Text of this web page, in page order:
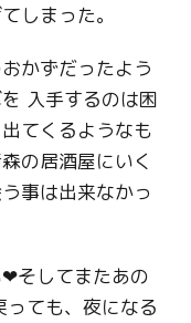
しまった。
かずだったよう
入手するのは困
てくるようなも
の居酒屋にいく
事は出来なかっ
そしてまたあの
ても、夜になる